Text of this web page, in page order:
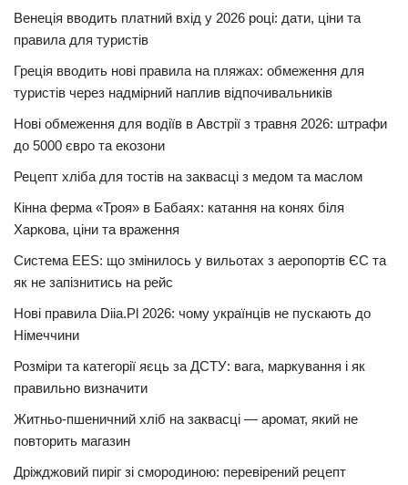
Венеція вводить платний вхід у 2026 році: дати, ціни та
правила для туристів
Греція вводить нові правила на пляжах: обмеження для
туристів через надмірний наплив відпочивальників
Нові обмеження для водіїв в Австрії з травня 2026: штрафи
до 5000 євро та екозони
Рецепт хліба для тостів на заквасці з медом та маслом
Кінна ферма «Троя» в Бабаях: катання на конях біля
Харкова, ціни та враження
Система EES: що змінилось у вильотах з аеропортів ЄС та
як не запізнитись на рейс
Нові правила Diia.Pl 2026: чому українців не пускають до
Німеччини
Розміри та категорії яєць за ДСТУ: вага, маркування і як
правильно визначити
Житньо-пшеничний хліб на заквасці — аромат, який не
повторить магазин
Дріжджовий пиріг зі смородиною: перевірений рецепт